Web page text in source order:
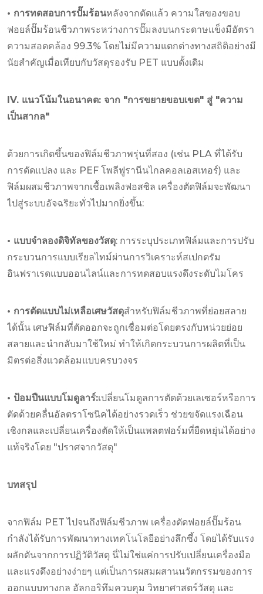
• การทดสอบการปั๊มร้อนหลังจากตัดแล้ว ความใสของขอบ
ฟอยล์ปั๊มร้อนชีวภาพระหว่างการปั๊มลงบนกระดาษแข็งมีอัตรา
ความสอดคล้อง 99.3% โดยไม่มีความแตกต่างทางสถิติอย่างมี
นัยสำคัญเมื่อเทียบกับวัสดุรองรับ PET แบบดั้งเดิม
IV. แนวโน้มในอนาคต: จาก "การขยายขอบเขต" สู่ "ความ
เป็นสากล"
ด้วยการเกิดขึ้นของฟิล์มชีวภาพรุ่นที่สอง (เช่น PLA ที่ได้รับ
การดัดแปลง และ PEF โพลีฟูรานีนไกลคอลเอสเทอร์) และ
ฟิล์มผสมชีวภาพจากเชื้อเพลิงฟอสซิล เครื่องตัดฟิล์มจะพัฒนา
ไปสู่ระบบอัจฉริยะทั่วไปมากยิ่งขึ้น:
• แบบจำลองดิจิทัลของวัสดุ: การระบุประเภทฟิล์มและการปรับ
กระบวนการแบบเรียลไทม์ผ่านการวิเคราะห์สเปกตรัม
อินฟราเรดแบบออนไลน์และการทดสอบแรงดึงระดับไมโคร
• การตัดแบบไม่เหลือเศษวัสดุสำหรับฟิล์มชีวภาพที่ย่อยสลาย
ได้นั้น เศษฟิล์มที่ตัดออกจะถูกเชื่อมต่อโดยตรงกับหน่วยย่อย
สลายและนำกลับมาใช้ใหม่ ทำให้เกิดกระบวนการผลิตที่เป็น
มิตรต่อสิ่งแวดล้อมแบบครบวงจร
• ป้อมปืนแบบโมดูลาร์:เปลี่ยนโมดูลการตัดด้วยเลเซอร์หรือการ
ตัดด้วยคลื่นอัลตราโซนิคได้อย่างรวดเร็ว ช่วยขจัดแรงเฉือน
เชิงกลและเปลี่ยนเครื่องตัดให้เป็นแพลตฟอร์มที่ยืดหยุ่นได้อย่าง
แท้จริงโดย "ปราศจากวัสดุ"
บทสรุป
จากฟิล์ม PET ไปจนถึงฟิล์มชีวภาพ เครื่องตัดฟอยล์ปั๊มร้อน
กำลังได้รับการพัฒนาทางเทคโนโลยีอย่างลึกซึ้ง โดยได้รับแรง
ผลักดันจากการปฏิวัติวัสดุ นี่ไม่ใช่แค่การปรับเปลี่ยนเครื่องมือ
และแรงดึงอย่างง่ายๆ แต่เป็นการผสมผสานนวัตกรรมของการ
ออกแบบทางกล อัลกอริทึมควบคุม วิทยาศาสตร์วัสดุ และ